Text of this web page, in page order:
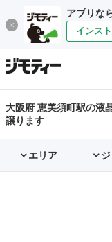
アプリな
インス
大阪府 恵美須町駅の液
譲ります
エリア